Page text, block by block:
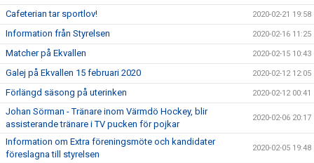
Cafeterian tar sportlov! 2020-02-21 19:58
Information från Styrelsen 2020-02-16 11:25
Matcher på Ekvallen 2020-02-15 10:43
Galej på Ekvallen 15 februari 2020 2020-02-12 12:05
Förlängd säsong på uterinken 2020-02-12 00:41
Johan Sörman - Tränare inom Värmdö Hockey, blir
assisterande tränare i TV pucken för pojkar
2020-02-06 20:17
Information om Extra föreningsmöte och kandidater
föreslagna till styrelsen
2020-02-05 19:48